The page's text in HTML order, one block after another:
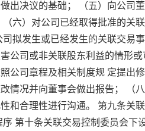
出决议的基础； （五）向公司
六）对公司已经取得批准的关
拟发生或已经发生的关联交易
公司或非关联股东利益的情形
公司章程及相关制度规 定提出
情况并向董事会做出报告； （
和合理性进行沟通。 第九条关
第十条关联交易控制委员会下